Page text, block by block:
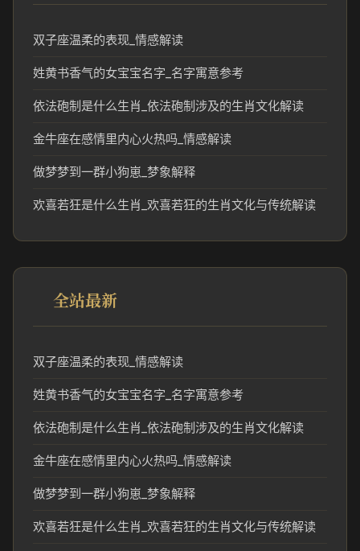
双子座温柔的表现_情感解读
姓黄书香气的女宝宝名字_名字寓意参考
依法砲制是什么生肖_依法砲制涉及的生肖文化解读
金牛座在感情里内心火热吗_情感解读
做梦梦到一群小狗崽_梦象解释
欢喜若狂是什么生肖_欢喜若狂的生肖文化与传统解读
全站最新
双子座温柔的表现_情感解读
姓黄书香气的女宝宝名字_名字寓意参考
依法砲制是什么生肖_依法砲制涉及的生肖文化解读
金牛座在感情里内心火热吗_情感解读
做梦梦到一群小狗崽_梦象解释
欢喜若狂是什么生肖_欢喜若狂的生肖文化与传统解读